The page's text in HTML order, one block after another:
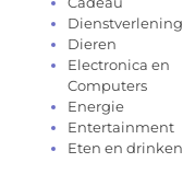
Dienstverlening
Dieren
Electronica en
Computers
Energie
Entertainment
Eten en drinken